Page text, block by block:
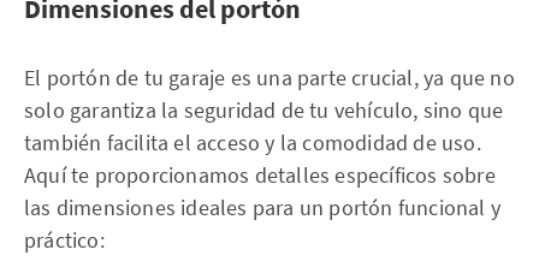
Dimensiones del portón
El portón de tu garaje es una parte crucial, ya que no
solo garantiza la seguridad de tu vehículo, sino que
también facilita el acceso y la comodidad de uso.
Aquí te proporcionamos detalles específicos sobre
las dimensiones ideales para un portón funcional y
práctico: